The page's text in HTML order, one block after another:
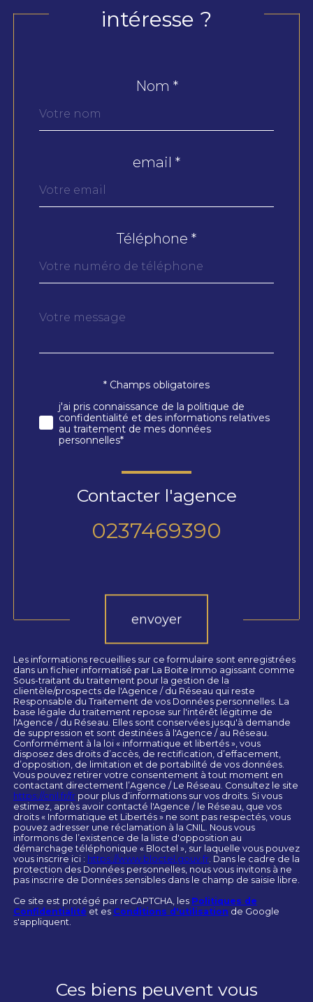
intéresse ?
par
défaut
Nom *
email *
Téléphone *
Fieldset
défaut
Message
Validation* Champs obligatoires
j'ai pris connaissance de la politique de
confidentialité et des informations relatives
au traitement de mes données
personnelles*
Contacter l'agence
0237469390
envoyer
Les informations recueillies sur ce formulaire sont enregistrées
dans un fichier informatisé par La Boite Immo agissant comme
Sous-traitant du traitement pour la gestion de la
clientèle/prospects de l'Agence / du Réseau qui reste
Responsable du Traitement de vos Données personnelles. La
base légale du traitement repose sur l'intérêt légitime de
l'Agence / du Réseau. Elles sont conservées jusqu'à demande
de suppression et sont destinées à l'Agence / au Réseau.
Conformément à la loi « informatique et libertés », vous
disposez des droits d’accès, de rectification, d’effacement,
d’opposition, de limitation et de portabilité de vos données.
Vous pouvez retirer votre consentement à tout moment en
contactant directement l’Agence / Le Réseau. Consultez le site
https://cnil.fr/fr pour plus d’informations sur vos droits. Si vous
estimez, après avoir contacté l'Agence / le Réseau, que vos
droits « Informatique et Libertés » ne sont pas respectés, vous
pouvez adresser une réclamation à la CNIL. Nous vous
informons de l’existence de la liste d'opposition au
démarchage téléphonique « Bloctel », sur laquelle vous pouvez
vous inscrire ici : https://www.bloctel.gouv.fr. Dans le cadre de la
protection des Données personnelles, nous vous invitons à ne
pas inscrire de Données sensibles dans le champ de saisie libre.
Ce site est protégé par reCAPTCHA, les Politiques de
Confidentialité et es Conditions d'utilisation de Google
s'appliquent.
Ces biens peuvent vous